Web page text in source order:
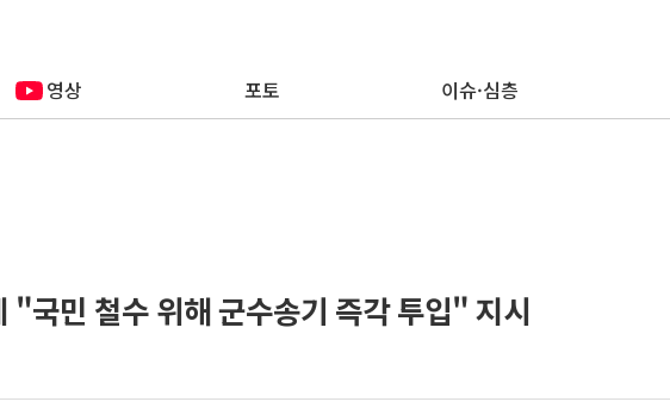
영상 포토 이슈·심층
"국민 철수 위해 군수송기 즉각 투입" 지시